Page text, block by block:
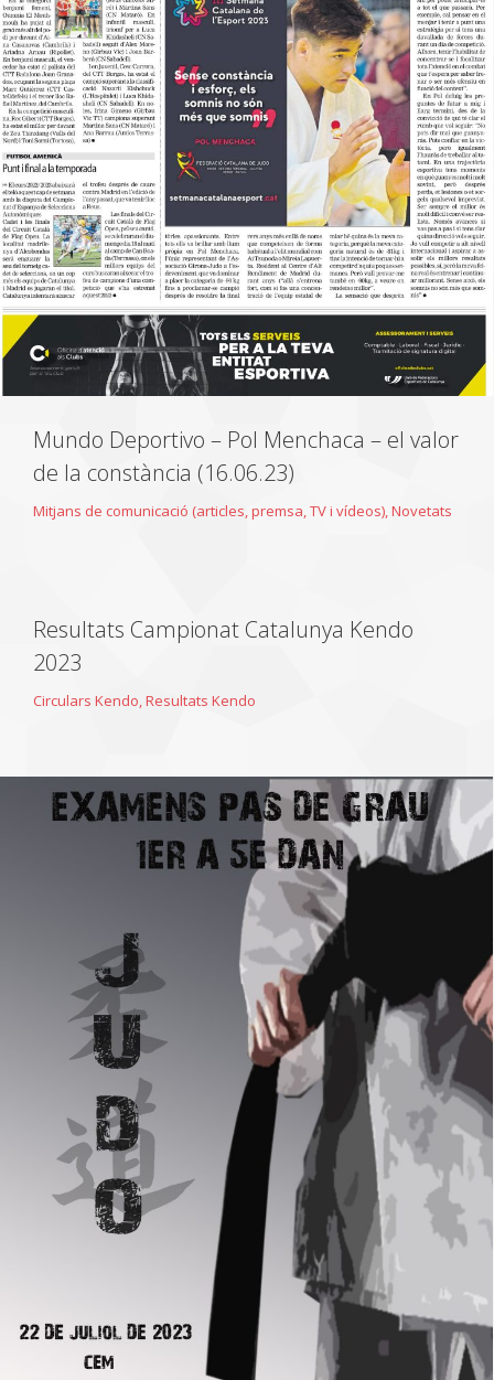
Mundo Deportivo – Pol Menchaca – el valor
de la constància (16.06.23)
Mitjans de comunicació (articles, premsa, TV i vídeos),Novetats
Resultats Campionat Catalunya Kendo
2023
Circulars Kendo,Resultats Kendo